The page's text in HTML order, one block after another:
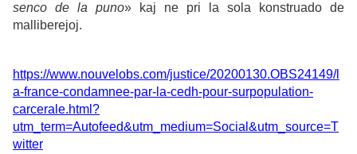
senco de la puno» kaj ne pri la sola konstruado de
malliberejoj.
https://www.nouvelobs.com/justice/20200130.OBS24149/l
a-france-condamnee-par-la-cedh-pour-surpopulation-
carcerale.html?
utm_term=Autofeed&utm_medium=Social&utm_source=T
witter